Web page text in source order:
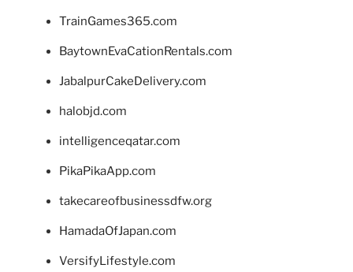
TrainGames365.com
BaytownEvaCationRentals.com
JabalpurCakeDelivery.com
halobjd.com
intelligenceqatar.com
PikaPikaApp.com
takecareofbusinessdfw.org
HamadaOfJapan.com
VersifyLifestyle.com